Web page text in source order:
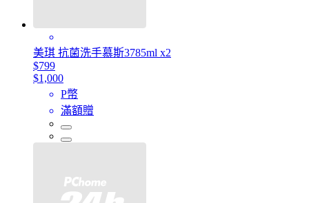
美琪 抗菌洗手慕斯3785ml x2
$799
$1,000
P幣
滿額贈